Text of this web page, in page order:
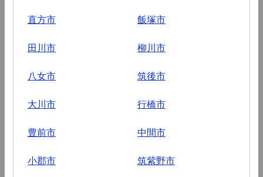
直方市 飯塚市
田川市 柳川市
八女市 筑後市
大川市 行橋市
豊前市 中間市
小郡市 筑紫野市